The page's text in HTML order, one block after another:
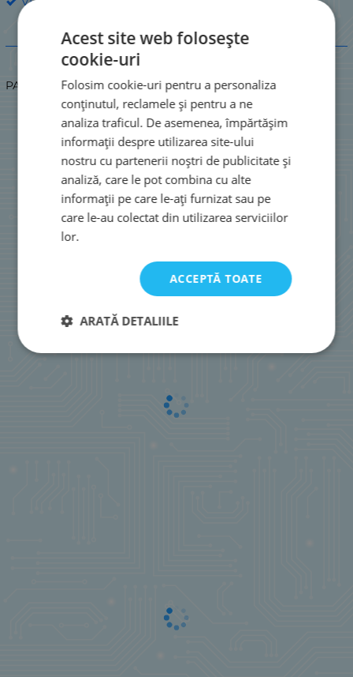
Descriere
PANEL PANASONIC SAMSUNG SSB 17MB100 40"
Acest site web folosește
cookie-uri
Folosim cookie-uri pentru a personaliza
conținutul, reclamele și pentru a ne
analiza traficul. De asemenea, împărtășim
informații despre utilizarea site-ului
nostru cu partenerii noștri de publicitate și
analiză, care le pot combina cu alte
informații pe care le-ați furnizat sau pe
care le-au colectat din utilizarea serviciilor
lor.
ACCEPTĂ TOATE
ARATĂ DETALIILE